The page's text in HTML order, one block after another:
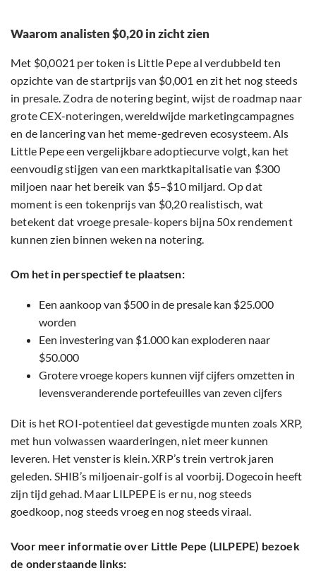
Waarom analisten $0,20 in zicht zien
Met $0,0021 per token is Little Pepe al verdubbeld ten
opzichte van de startprijs van $0,001 en zit het nog steeds
in presale. Zodra de notering begint, wijst de roadmap naar
grote CEX-noteringen, wereldwijde marketingcampagnes
en de lancering van het meme-gedreven ecosysteem. Als
Little Pepe een vergelijkbare adoptiecurve volgt, kan het
eenvoudig stijgen van een marktkapitalisatie van $300
miljoen naar het bereik van $5–$10 miljard. Op dat
moment is een tokenprijs van $0,20 realistisch, wat
betekent dat vroege presale-kopers bijna 50x rendement
kunnen zien binnen weken na notering.
Om het in perspectief te plaatsen:
Een aankoop van $500 in de presale kan $25.000
worden
Een investering van $1.000 kan exploderen naar
$50.000
Grotere vroege kopers kunnen vijf cijfers omzetten in
levensveranderende portefeuilles van zeven cijfers
Dit is het ROI-potentieel dat gevestigde munten zoals XRP,
met hun volwassen waarderingen, niet meer kunnen
leveren. Het venster is klein. XRP’s trein vertrok jaren
geleden. SHIB’s miljoenair-golf is al voorbij. Dogecoin heeft
zijn tijd gehad. Maar LILPEPE is er nu, nog steeds
goedkoop, nog steeds vroeg en nog steeds viraal.
Voor meer informatie over Little Pepe (LILPEPE) bezoek
de onderstaande links: